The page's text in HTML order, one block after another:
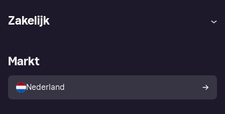
Winkeloverzicht
Kopersbescherming voor
consumenten
Zakelijk
Zakelijke login
Markt
Nederland